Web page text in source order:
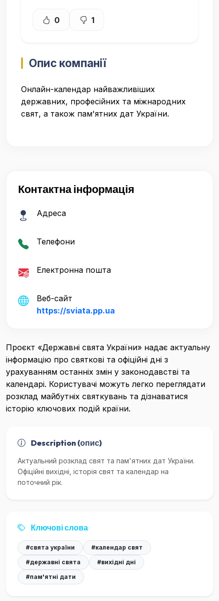
0 1
Опис компанії
Онлайн-календар найважливіших
державних, професійних та міжнародних
свят, а також пам'ятних дат України.
Контактна інформація
Адреса
Телефони
Електронна пошта
Веб-сайт
https://sviata.pp.ua
Проєкт «Державні свята України» надає актуальну
інформацію про святкові та офіційні дні з
урахуванням останніх змін у законодавстві та
календарі. Користувачі можуть легко переглядати
розклад майбутніх святкувань та дізнаватися
історію ключових подій країни.
Description (опис)
Актуальний розклад свят та пам'ятних дат України.
Офіційні вихідні, історія свят та календар на
поточний рік.
Ключові слова
#свята україни
#календар свят
#державні свята
#вихідні дні
#пам'ятні дати